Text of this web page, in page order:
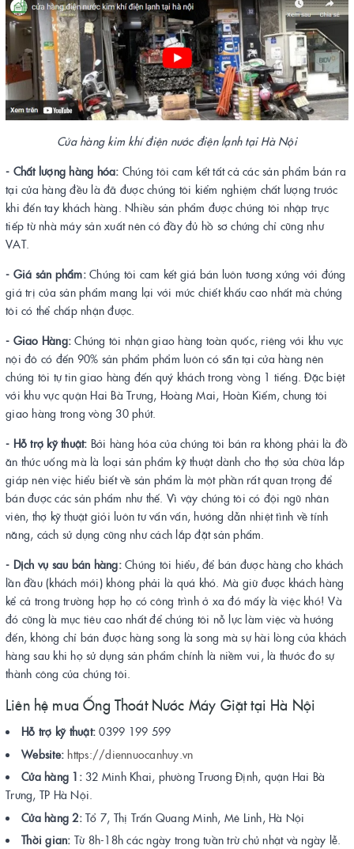
Cửa hàng kim khí điện nước điện lạnh tại Hà Nội
- Chất lượng hàng hóa: Chúng tôi cam kết tất cả các sản phẩm bán ra
tại cửa hàng đều là đã được chúng tôi kiểm nghiệm chất lượng trước
khi đến tay khách hàng. Nhiều sản phẩm được chúng tôi nhập trực
tiếp từ nhà máy sản xuất nên có đầy đủ hồ sơ chứng chỉ cũng như
VAT.
- Giá sản phẩm:Chúng tôi cam kết giá bán luôn tương xứng với đúng
giá trị của sản phẩm mang lại với mức chiết khấu cao nhất mà chúng
tôi có thể chấp nhận được.
- Giao Hàng: Chúng tôi nhận giao hàng toàn quốc, riêng với khu vực
nội đô có đến 90% sản phẩm phẩm luôn có sẵn tại cửa hàng nên
chúng tôi tự tin giao hàng đến quý khách trong vòng 1 tiếng. Đặc biệt
với khu vực quận Hai Bà Trưng, Hoàng Mai, Hoàn Kiếm, chung tôi
giao hàng trong vòng 30 phút.
- Hỗ trợ kỹ thuật: Bởi hàng hóa của chúng tôi bán ra không phải là đồ
ăn thức uống mà là loại sản phẩm kỹ thuật dành cho thợ sửa chữa lắp
giáp nên việc hiểu biết về sản phẩm là một phần rất quan trọng để
bán được các sản phẩm như thế. Vì vậy chúng tôi có đội ngũ nhân
viên, thợ kỹ thuật giỏi luôn tư vấn vấn, hướng dẫn nhiệt tình về tính
năng, cách sử dụng cũng như cách lắp đặt sản phẩm.
- Dịch vụ sau bán hàng:Chúng tôi hiểu, để bán được hàng cho khách
lần đầu (khách mới) không phải là quá khó. Mà giữ được khách hàng
kể cả trong trường hợp họ có công trình ở xa đó mấy là việc khó! Và
đó cũng là mục tiêu cao nhất để chúng tôi nỗ lực làm việc và hướng
đến, không chỉ bán được hàng song là song mà sự hài lòng của khách
hàng sau khi họ sử dụng sản phẩm chính là niềm vui, là thước đo sự
thành công của chúng tôi.
Liên hệ mua Ống Thoát Nước Máy Giặt tại Hà Nội
Hỗ trợ kỹ thuật: 0399 199 599
Website: https://diennuocanhuy.vn
Cửa hàng 1: 32 Minh Khai, phường Trương Định, quận Hai Bà
Trưng, TP Hà Nội.
Cửa hàng 2: Tổ 7, Thị Trấn Quang Minh, Mê Linh, Hà Nội
Thời gian: Từ 8h-18h các ngày trong tuần trừ chủ nhật và ngày lễ.